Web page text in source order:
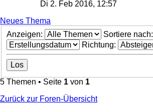
Di 2. Feb 2016, 12:57
Neues Thema
Anzeigen:
Sortiere nach:
Richtung:
5 Themen • Seite 1 von 1
Zurück zur Foren-Übersicht